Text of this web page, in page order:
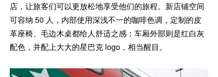
店，让旅客们可以更放松地享受他们的旅程。新店铺空间
可容纳 50 人，内部使用深浅不一的咖啡色调，定制的皮
革座椅、毛边木桌都给人舒适之感；车厢外部则是红白灰
配色，并配上大大的星巴克 logo，相当醒目。